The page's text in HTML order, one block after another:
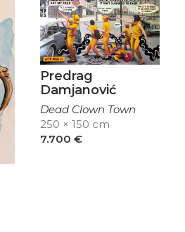
Predrag
Damjanović
Dead Clown Town
250 × 150 cm
7.700 €